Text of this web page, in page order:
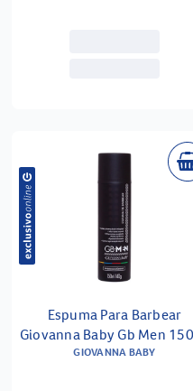
Espuma Para Barbear
Giovanna Baby Gb Men
GIOVANNA BABY